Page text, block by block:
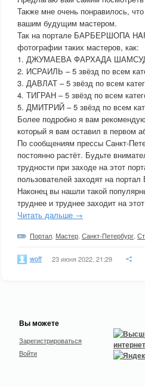
Также мне очень понравилось,
вашим будущим мастером.
Так на портале БАРБЕРШОПА
фотографии таких мастеров, как:
1. ДЖУМАЕВА ФАРХАДА
2. ИСРАИЛЬ – 5 звёзд по всем
3. ДАВЛАТ – 5 звёзд по всем
4. ТИГРАН – 5 звёзд по всем
5. ДМИТРИЙ – 5 звёзд по всем
Более подробно я вам
который я вам оставил в первом
По сообщениям прессы Санкт-
постоянно растёт. Будьте
трудности при заходе на этот
пользователей заходят на
Наконец вы нашли такой
труднее и труднее заходит на
Читать дальше →
Портал Мастер Санкт-Петербург
woff 23 июня 2022, 21:29
Вы можете
Зарегистрироваться
Войти